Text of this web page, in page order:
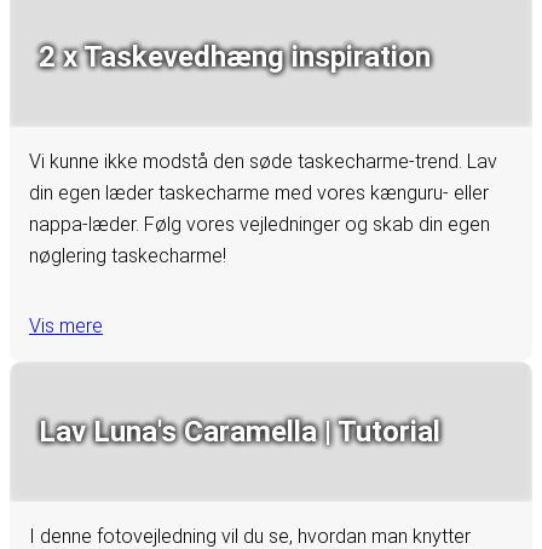
2 x Taskevedhæng inspiration
Vi kunne ikke modstå den søde taskecharme-trend. Lav
din egen læder taskecharme med vores kænguru- eller
nappa-læder. Følg vores vejledninger og skab din egen
nøglering taskecharme!
Vis mere
Lav Luna's Caramella | Tutorial
I denne fotovejledning vil du se, hvordan man knytter